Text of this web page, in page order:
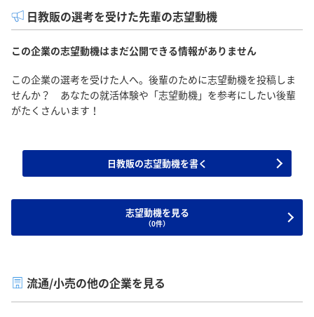
日教販の選考を受けた先輩の志望動機
この企業の志望動機はまだ公開できる情報がありません
この企業の選考を受けた人へ。後輩のために志望動機を投稿しま
せんか？ あなたの就活体験や「志望動機」を参考にしたい後輩
がたくさんいます！
日教販の志望動機を書く
志望動機を見る
（0件）
流通/小売の他の企業を見る